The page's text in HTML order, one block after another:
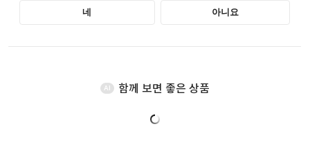
AI 함께 보면 좋은 상품